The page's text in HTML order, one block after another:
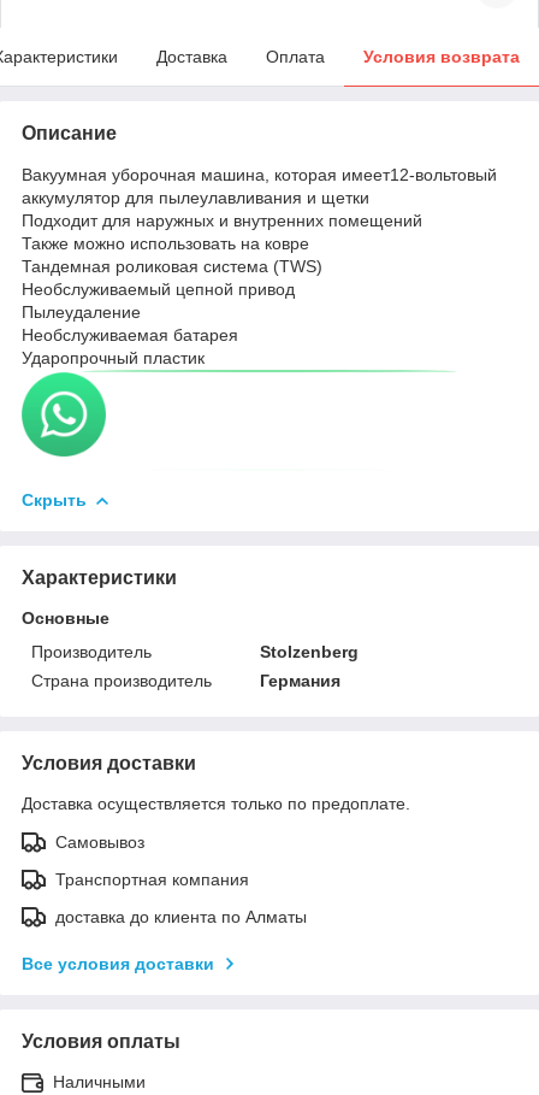
Доставка Оплата Условия возврата
Описание
Вакуумная уборочная машина, которая имеет12-вольтовый
аккумулятор для пылеулавливания и щетки
Подходит для наружных и внутренних помещений
Также можно использовать на ковре
Тандемная роликовая система (TWS)
Необслуживаемый цепной привод
Пылеудаление
Необслуживаемая батарея
Ударопрочный пластик
Скрыть
Характеристики
Основные
Производитель
Stolzenberg
Страна производитель
Германия
Условия доставки
Доставка осуществляется только по предоплате.
Самовывоз
Транспортная компания
доставка до клиента по Алматы
Все условия доставки
Условия оплаты
Наличными